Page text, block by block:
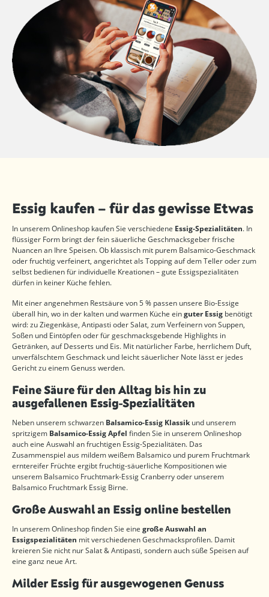
Essig kaufen – für das gewisse Etwas
In unserem Onlineshop kaufen Sie verschiedene Essig-Spezialitäten. In
flüssiger Form bringt der fein säuerliche Geschmacksgeber frische
Nuancen an Ihre Speisen. Ob klassisch mit purem Balsamico-Geschmack
oder fruchtig verfeinert, angerichtet als Topping auf dem Teller oder zum
selbst bedienen für individuelle Kreationen – gute Essigspezialitäten
dürfen in keiner Küche fehlen.
Mit einer angenehmen Restsäure von 5 % passen unsere Bio-Essige
überall hin, wo in der kalten und warmen Küche einguter Essig benötigt
wird: zu Ziegenkäse, Antipasti oder Salat, zum Verfeinern von Suppen,
Soßen und Eintöpfen oder für geschmacksgebende Highlights in
Getränken, auf Desserts und Eis. Mit natürlicher Farbe, herrlichem Duft,
unverfälschtem Geschmack und leicht säuerlicher Note lässt er jedes
Gericht zu einem Genuss werden.
Feine Säure für den Alltag bis hin zu
ausgefallenen Essig-Spezialitäten
Neben unserem schwarzen Balsamico-Essig Klassikund unserem
spritzigem Balsamico-Essig Apfel finden Sie in unserem Onlineshop
auch eine Auswahl an fruchtigen Essig-Spezialitäten. Das
Zusammenspiel aus mildem weißem Balsamico und purem Fruchtmark
erntereifer Früchte ergibt fruchtig-säuerliche Kompositionen wie
unserem Balsamico Fruchtmark-Essig Cranberry oder unserem
Balsamico Fruchtmark Essig Birne.
Große Auswahl an Essig online bestellen
In unserem Onlineshop finden Sie eine große Auswahl an
Essigspezialitäten mit verschiedenen Geschmacksprofilen. Damit
kreieren Sie nicht nur Salat & Antipasti, sondern auch süße Speisen auf
eine ganz neue Art.
Milder Essig für ausgewogenen Genuss